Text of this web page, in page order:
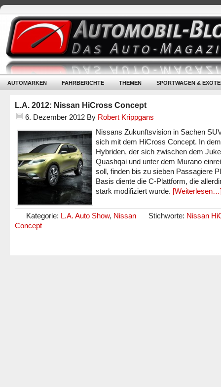
AUTOMARKEN FAHRBERICHTE THEMEN SPORTWAGEN &
L.A. 2012: Nissan HiCross Concept
6. Dezember 2012 By Robert Krippgans
Nissans Zukunftsvision in Sachen
sich mit dem HiCross Concept. In dem
Hybriden, der sich zwischen dem
Quashqai und unter dem Murano
soll, finden bis zu sieben Passagiere
Basis diente die C-Plattform, die
stark modifiziert wurde.
Kategorie: L.A. Auto Show, Nissan Stichworte: Nissan
Concept